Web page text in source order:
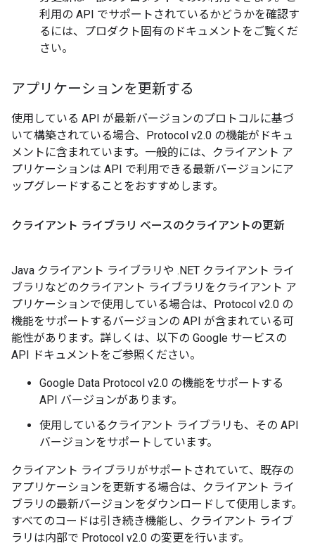
利用の API でサポートされているかどうかを確認す
るには、プロダクト固有のドキュメントをご覧くだ
さい。
アプリケーションを更新する
使用している API が最新バージョンのプロトコルに基づ
いて構築されている場合、Protocol v2.0 の機能がドキュ
メントに含まれています。一般的には、クライアント ア
プリケーションは API で利用できる最新バージョンにア
ップグレードすることをおすすめします。
クライアント ライブラリ ベースのクライアントの更新
Java クライアント ライブラリや .NET クライアント ライ
ブラリなどのクライアント ライブラリをクライアント ア
プリケーションで使用している場合は、Protocol v2.0 の
機能をサポートするバージョンの API が含まれている可
能性があります。詳しくは、以下の Google サービスの
API ドキュメントをご参照ください。
Google Data Protocol v2.0 の機能をサポートする
API バージョンがあります。
使用しているクライアント ライブラリも、その API
バージョンをサポートしています。
クライアント ライブラリがサポートされていて、既存の
アプリケーションを更新する場合は、クライアント ライ
ブラリの最新バージョンをダウンロードして使用します。
すべてのコードは引き続き機能し、クライアント ライブ
ラリは内部で Protocol v2.0 の変更を行います。